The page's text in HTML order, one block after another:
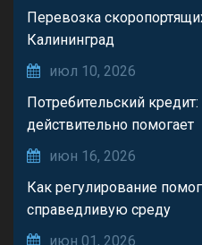
Перевозка
Калининград
июл 10, 2026
Потребительский
действительно помогает
июн 16, 2026
Как регулирование
справедливую среду
июн 01, 2026